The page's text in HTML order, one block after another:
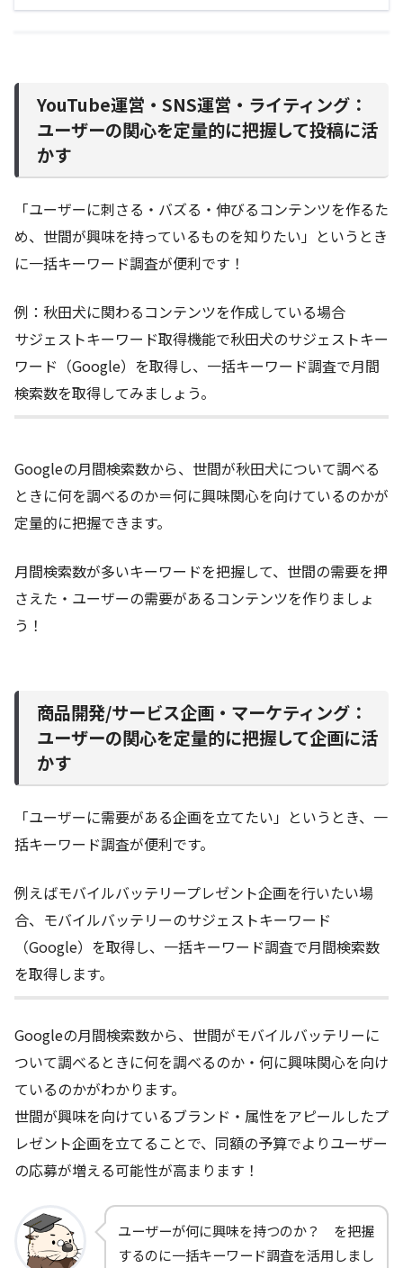
YouTube運営・SNS運営・ライティング：
ユーザーの関心を定量的に把握して投稿に活
かす
「ユーザーに刺さる・バズる・伸びるコンテンツを作るた
め、世間が興味を持っているものを知りたい」というとき
に一括キーワード調査が便利です！
例：秋田犬に関わるコンテンツを作成している場合
サジェストキーワード取得機能で秋田犬のサジェストキー
ワード（Google）を取得し、一括キーワード調査で月間
検索数を取得してみましょう。
Googleの月間検索数から、世間が秋田犬について調べる
ときに何を調べるのか＝何に興味関心を向けているのかが
定量的に把握できます。
月間検索数が多いキーワードを把握して、世間の需要を押
さえた・ユーザーの需要があるコンテンツを作りましょ
う！
商品開発/サービス企画・マーケティング：
ユーザーの関心を定量的に把握して企画に活
かす
「ユーザーに需要がある企画を立てたい」というとき、一
括キーワード調査が便利です。
例えばモバイルバッテリープレゼント企画を行いたい場
合、モバイルバッテリーのサジェストキーワード
（Google）を取得し、一括キーワード調査で月間検索数
を取得します。
Googleの月間検索数から、世間がモバイルバッテリーに
ついて調べるときに何を調べるのか・何に興味関心を向け
ているのかがわかります。
世間が興味を向けているブランド・属性をアピールしたプ
レゼント企画を立てることで、同額の予算でよりユーザー
の応募が増える可能性が高まります！
ユーザーが何に興味を持つのか？ を把握
するのに一括キーワード調査を活用しまし